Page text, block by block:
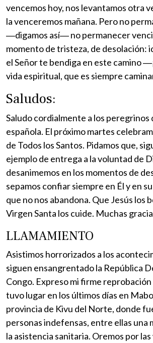
vencemos hoy, nos levantamos otra
la venceremos mañana. Pero no
―digamos así― no permanecer
momento de tristeza, de desolación:
el Señor te bendiga en este camino
vida espiritual, que es siempre
Saludos:
Saludo cordialmente a los peregrinos
española. El próximo martes
de Todos los Santos. Pidamos que,
ejemplo de entrega a la voluntad de
desanimemos en los momentos de
sepamos confiar siempre en Él y en
que no nos abandona. Que Jesús los
Virgen Santa los cuide. Muchas
LLAMAMIENTO
Asistimos horrorizados a los
siguen ensangrentado la República
Congo. Expreso mi firme
tuvo lugar en los últimos días en
provincia de Kivu del Norte, donde
personas indefensas, entre ellas una
la asistencia sanitaria. Oremos por las